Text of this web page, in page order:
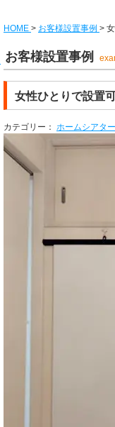
HOME > お客様設置事例 >
お客様設置事例
女性ひとりで設置
カテゴリー： ホームシアター